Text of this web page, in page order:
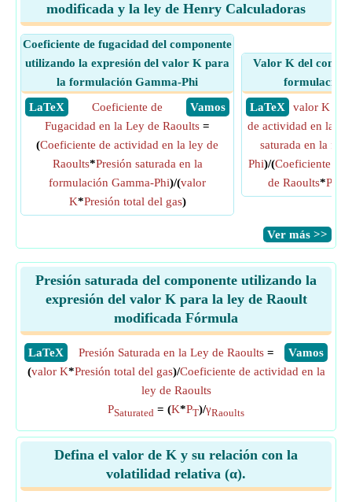
modificada y la ley de Henry Calculadoras
Coeficiente de fugacidad del componente
utilizando la expresión del valor K para
la formulación Gamma-Phi
​ LaTeX
​ Vamos
Coeficiente de
Fugacidad en la Ley de Raoults =
(Coeficiente de actividad en la ley de
Raoults*Presión saturada en la
formulación Gamma-Phi)/(valor
K*Presión total del gas)
Valor K del
formulación
​ LaTeX
valor K
de actividad en la
saturada en la
Phi)/(Coeficiente de
de Raoults*
​Ver más >>
Presión saturada del componente utilizando la
expresión del valor K para la ley de Raoult
modificada Fórmula
​LaTeX ​Vamos
Presión Saturada en la Ley de Raoults=
(valor K*Presión total del gas)/Coeficiente de actividad en la
ley de Raoults
PSaturated = (K*PT)/γRaoults
Defina el valor de K y su relación con la
volatilidad relativa (α).